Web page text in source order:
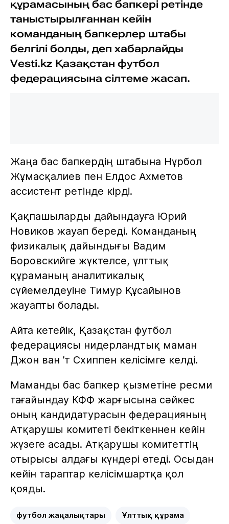
құрамасының бас бапкері ретінде
таныстырылғаннан кейін
команданың бапкерлер штабы
белгілі болды, деп хабарлайды
Vesti.kz Қазақстан футбол
федерациясына сілтеме жасап.
Жаңа бас бапкердің штабына Нұрбол
Жұмасқалиев пен Елдос Ахметов
ассистент ретінде кірді.
Қақпашыларды дайындауға Юрий
Новиков жауап береді. Команданың
физикалық дайындығы Вадим
Боровскийге жүктелсе, ұлттық
құраманың аналитикалық
сүйемелдеуіне Тимур Құсайынов
жауапты болады.
Айта кетейік, Қазақстан футбол
федерациясы нидерландтық маман
Джон ван ’т Схиппен келісімге келді.
Маманды бас бапкер қызметіне ресми
тағайындау КФФ жарғысына сәйкес
оның кандидатурасын федерацияның
Атқарушы комитеті бекіткеннен кейін
жүзеге асады. Атқарушы комитеттің
отырысы алдағы күндері өтеді. Осыдан
кейін тараптар келісімшартқа қол
қояды.
футбол жаңалықтары Ұлттық құрама